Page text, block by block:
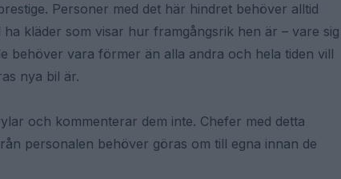
Personer med det här hindret behöver alltid
kläder som visar hur framgångsrik hen är – vare sig
behöver vara förmer än alla andra och hela tiden vill
nya bil är.
och kommenterar dem inte. Chefer med detta
personalen behöver göras om till egna innan de